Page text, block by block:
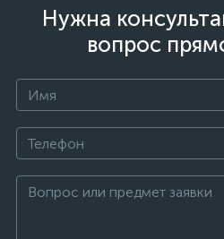
Нужна
вопрос